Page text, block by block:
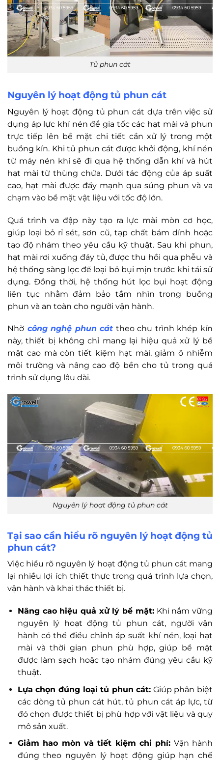
Tủ phun cát
Nguyên lý hoạt động tủ phun cát
Nguyên lý hoạt động tủ phun cát dựa trên việc sử
dụng áp lực khí nén để gia tốc các hạt mài và phun
trực tiếp lên bề mặt chi tiết cần xử lý trong một
buồng kín. Khi tủ phun cát được khởi động, khí nén
từ máy nén khí sẽ đi qua hệ thống dẫn khí và hút
hạt mài từ thùng chứa. Dưới tác động của áp suất
cao, hạt mài được đẩy mạnh qua súng phun và va
chạm vào bề mặt vật liệu với tốc độ lớn.
Quá trình va đập này tạo ra lực mài mòn cơ học,
giúp loại bỏ rỉ sét, sơn cũ, tạp chất bám dính hoặc
tạo độ nhám theo yêu cầu kỹ thuật. Sau khi phun,
hạt mài rơi xuống đáy tủ, được thu hồi qua phễu và
hệ thống sàng lọc để loại bỏ bụi mịn trước khi tái sử
dụng. Đồng thời, hệ thống hút lọc bụi hoạt động
liên tục nhằm đảm bảo tầm nhìn trong buồng
phun và an toàn cho người vận hành.
Nhờ công nghệ phun cát theo chu trình khép kín
này, thiết bị không chỉ mang lại hiệu quả xử lý bề
mặt cao mà còn tiết kiệm hạt mài, giảm ô nhiễm
môi trường và nâng cao độ bền cho tủ trong quá
trình sử dụng lâu dài.
Nguyên lý hoạt động tủ phun cát
Tại sao cần hiểu rõ nguyên lý hoạt động tủ
phun cát?
Việc hiểu rõ nguyên lý hoạt động tủ phun cát mang
lại nhiều lợi ích thiết thực trong quá trình lựa chọn,
vận hành và khai thác thiết bị.
Nâng cao hiệu quả xử lý bề mặt:Khi nắm vững
nguyên lý hoạt động tủ phun cát, người vận
hành có thể điều chỉnh áp suất khí nén, loại hạt
mài và thời gian phun phù hợp, giúp bề mặt
được làm sạch hoặc tạo nhám đúng yêu cầu kỹ
thuật.
Lựa chọn đúng loại tủ phun cát: Giúp phân biệt
các dòng tủ phun cát hút, tủ phun cát áp lực, từ
đó chọn được thiết bị phù hợp với vật liệu và quy
mô sản xuất.
Giảm hao mòn và tiết kiệm chi phí: Vận hành
đúng theo nguyên lý hoạt động giúp hạn chế